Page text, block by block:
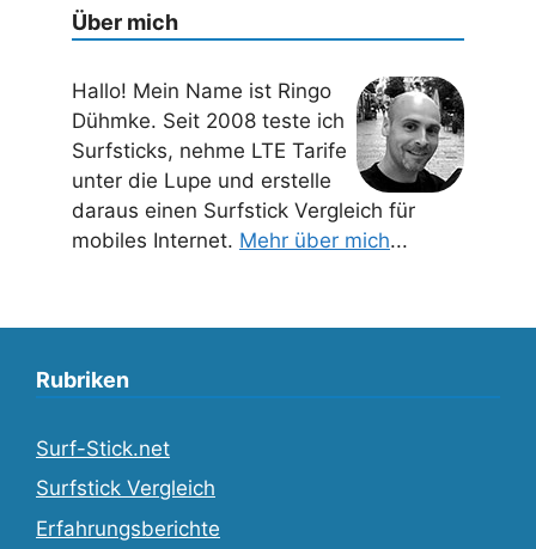
Über mich
Hallo! Mein Name ist Ringo
Dühmke. Seit 2008 teste ich
Surfsticks, nehme LTE Tarife
unter die Lupe und erstelle
daraus einen Surfstick Vergleich für
mobiles Internet. Mehr über mich...
Rubriken
Surf-Stick.net
Surfstick Vergleich
Erfahrungsberichte